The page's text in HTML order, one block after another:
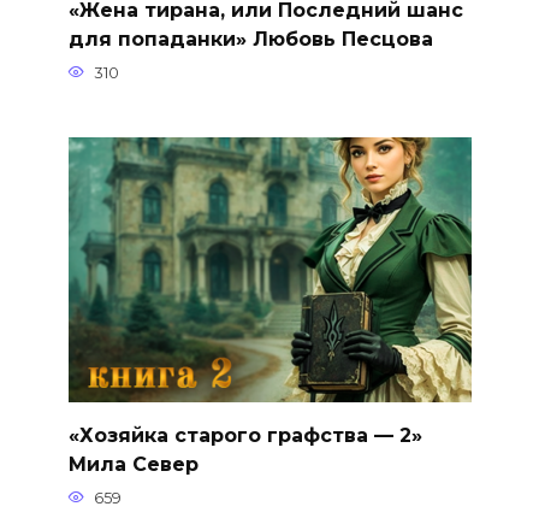
«Жена тирана, или Последний шанс
для попаданки» Любовь Песцова
310
«Хозяйка старого графства — 2»
Мила Север
659